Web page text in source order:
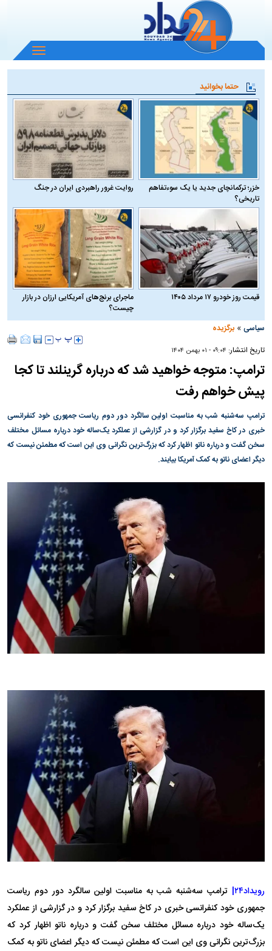
باز
و
منو
حتما بخوانید
خزر؛ ترکمانچای جدید یا یک سوءتفاهم
تاریخی؟
روایت غرور راهبردی ایران در جنگ
قیمت روز خودرو ۱۷ مرداد ۱۴۰۵
ماجرای برنج‌های آمریکایی ارزان در بازار
چیست؟
سیاسی »برگزیده
تاریخ انتشار: ۰۹:۰۴ - ۰۱ بهمن ۱۴۰۴
ترامپ: متوجه خواهید شد که درباره گرینلند تا کجا
پیش خواهم رفت
ترامپ سه‌شنبه شب به مناسبت اولین سالگرد دور دوم ریاست جمهوری خود کنفرانسی
خبری در کاخ سفید برگزار کرد و در گزارشی از عملکرد یک‌ساله خود درباره مسائل مختلف
سخن گفت و درباره ناتو اظهار کرد که بزرگ‌ترین نگرانی وی این است که مطمئن نیست که
دیگر اعضای ناتو به کمک آمریکا بیایند.
رویداد۲۴|
ترامپ سه‌شنبه شب به مناسبت اولین سالگرد دور دوم ریاست
جمهوری خود کنفرانسی خبری در کاخ سفید برگزار کرد و در گزارشی از عملکرد
یک‌ساله خود درباره مسائل مختلف سخن گفت و درباره ناتو اظهار کرد که
بزرگ‌ترین نگرانی وی این است که مطمئن نیست که دیگر اعضای ناتو به کمک